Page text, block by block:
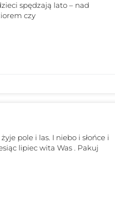
spędzają lato – nad
czy
pole i las. I niebo i słońce i
lipiec wita Was . Pakuj